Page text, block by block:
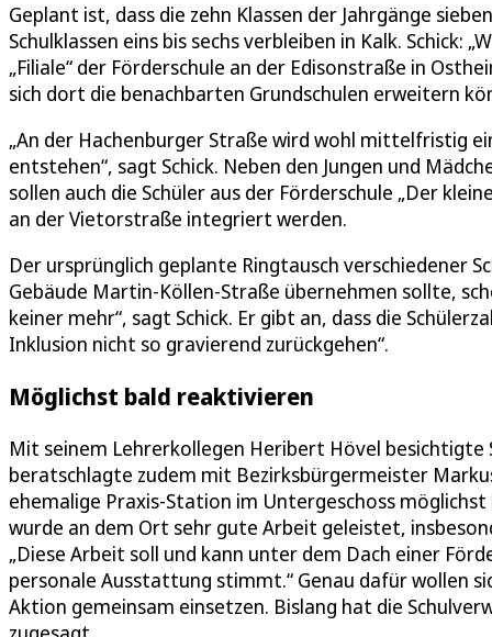
Geplant ist, dass die zehn Klassen der Jahrgänge
Schulklassen eins bis sechs verbleiben in Kalk. Schick:
„Filiale“ der Förderschule an der Edisonstraße in
sich dort die benachbarten Grundschulen erweitern
„An der Hachenburger Straße wird wohl mittelfristig
entstehen“, sagt Schick. Neben den Jungen und
sollen auch die Schüler aus der Förderschule „Der
an der Vietorstraße integriert werden.
Der ursprünglich geplante Ringtausch verschiedener
Gebäude Martin-Köllen-Straße übernehmen sollte,
keiner mehr“, sagt Schick. Er gibt an, dass die
Inklusion nicht so gravierend zurückgehen“.
Möglichst bald reaktivieren
Mit seinem Lehrerkollegen Heribert Hövel besichtigte
beratschlagte zudem mit Bezirksbürgermeister
ehemalige Praxis-Station im Untergeschoss
wurde an dem Ort sehr gute Arbeit geleistet,
„Diese Arbeit soll und kann unter dem Dach einer
personale Ausstattung stimmt.“ Genau dafür wollen
Aktion gemeinsam einsetzen. Bislang hat die